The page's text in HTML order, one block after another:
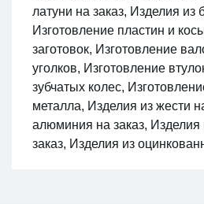
латуни на заказ, Изделия из
Изготовление пластин и
заготовок, Изготовление
уголков, Изготовление
зубчатых колес,
металла, Изделия из жести
алюминия на заказ, Изделия
заказ, Изделия из